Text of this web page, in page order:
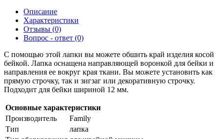
Описание
Характеристики
Отзывы (0)
Вопрос - ответ (0)
С помощью этой лапки вы можете обшить край изделия косой
бейкой. Лапка оснащена направляющей воронкой для бейки и
направления ее вокруг края ткани. Вы можете установить как
прямую строчку, так и зигзаг или декоративную строчку.
Подходит для бейки шириной 12 мм.
Основные характеристики
Производитель
Family
Тип
лапка